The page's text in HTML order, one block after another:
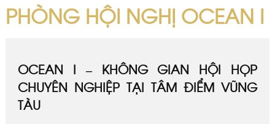
PHÒNG HỘI NGHỊ OCEAN I
OCEAN I – KHÔNG GIAN HỘI HỌP
CHUYÊN NGHIỆP TẠI TÂM ĐIỂM VŨNG
TÀU